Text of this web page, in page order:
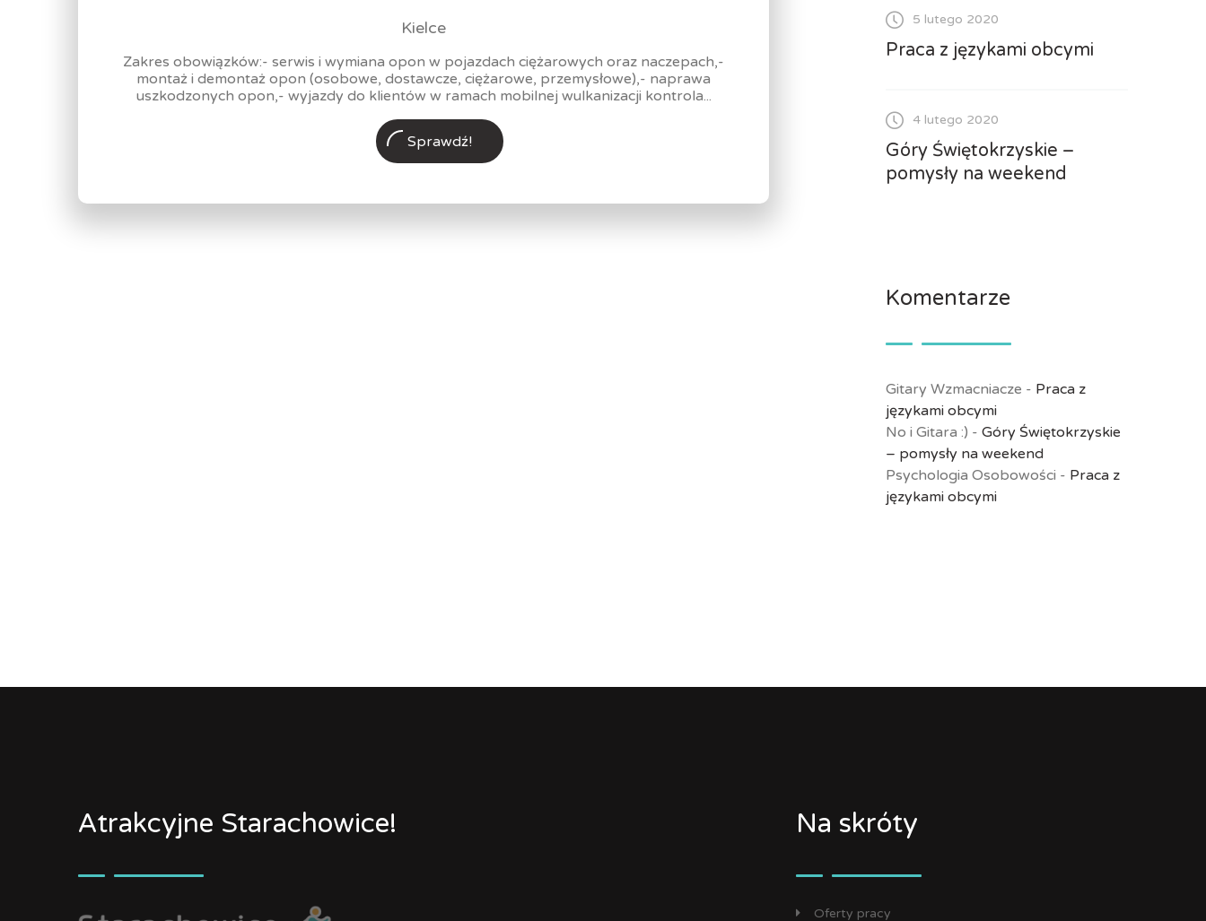
Kielce
Zakres obowiązków:- serwis i wymiana opon w pojazdach ciężarowych oraz naczepach,-
montaż i demontaż opon (osobowe, dostawcze, ciężarowe, przemysłowe),- naprawa
uszkodzonych opon,- wyjazdy do klientów w ramach mobilnej wulkanizacji kontrola...
Sprawdź!
5 lutego 2020
Praca z językami obcymi
4 lutego 2020
Góry Świętokrzyskie –
pomysły na weekend
Komentarze
Gitary Wzmacniacze - Praca z
językami obcymi
No i Gitara :) - Góry Świętokrzyskie
– pomysły na weekend
Psychologia Osobowości - Praca z
językami obcymi
Atrakcyjne Starachowice! Na skróty
Oferty pracy